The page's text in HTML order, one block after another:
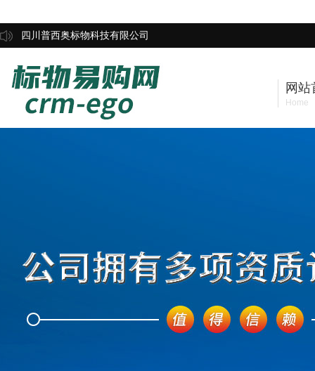
四川普西奥标物科技有限公司
网站
Home